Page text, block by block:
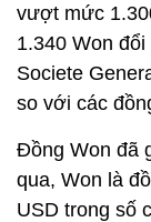
vượt mức
1.340 Won
Societe
so với các
Đồng Won đã
qua, Won là
USD trong số